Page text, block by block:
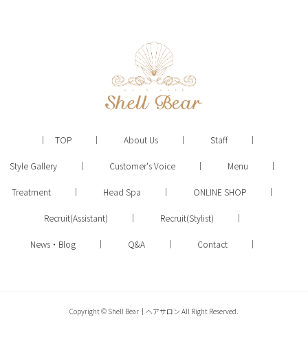
TOP About Us Staff
Style Gallery Customer's Voice Menu
Treatment Head Spa ONLINE SHOP
Recruit(Assistant) Recruit(Stylist)
News・Blog Q&A Contact
Copyright © Shell Bear｜ヘアサロン All Right Reserved.